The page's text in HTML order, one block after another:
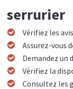
serrurier
Vérifiez les
Assurez-vous
Demandez un
Vérifiez la
Consultez les